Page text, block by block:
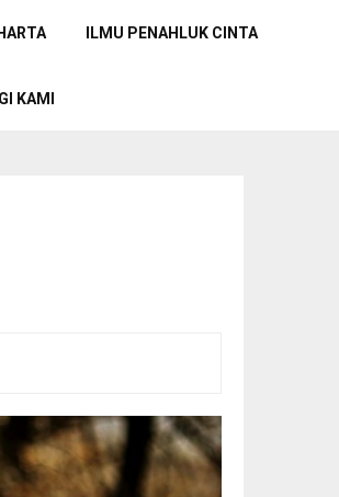
ILMU PENAHLUK CINTA
KAMI